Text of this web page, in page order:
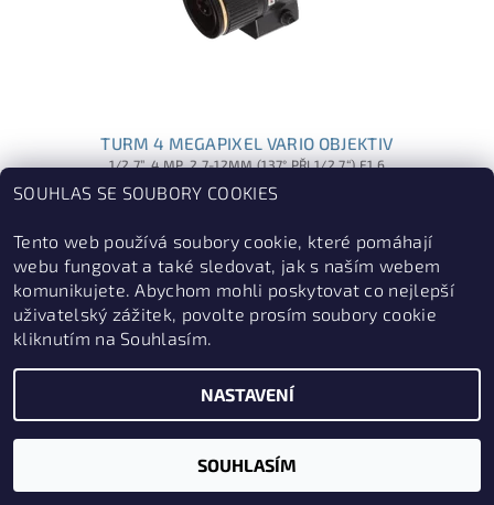
TURM 4 MEGAPIXEL VARIO OBJEKTIV
1/2.7”, 4 MP, 2.7-12MM (137° PŘI 1/2.7“) F1.6
Vytvořil Shoptet
SOUHLAS SE SOUBORY COOKIES
Tento web používá soubory cookie, které pomáhají
webu fungovat a také sledovat, jak s naším webem
komunikujete. Abychom mohli poskytovat co nejlepší
uživatelský zážitek, povolte prosím soubory cookie
kliknutím na Souhlasím.
NASTAVENÍ
SOUHLASÍM